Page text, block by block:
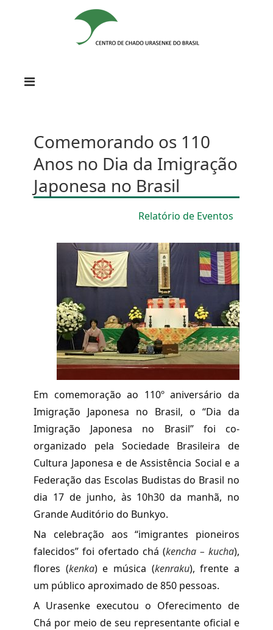
Comemorando os 110
Anos no Dia da Imigração
Japonesa no Brasil
Relatório de Eventos
Em comemoração ao 110º aniversário da
Imigração Japonesa no Brasil, o “Dia da
Imigração Japonesa no Brasil” foi co-
organizado pela Sociedade Brasileira de
Cultura Japonesa e de Assistência Social e a
Federação das Escolas Budistas do Brasil no
dia 17 de junho, às 10h30 da manhã, no
Grande Auditório do Bunkyo.
Na celebração aos “imigrantes pioneiros
falecidos” foi ofertado chá (kencha – kucha),
flores (kenka) e música (kenraku), frente a
um público aproximado de 850 pessoas.
A Urasenke executou o Oferecimento de
Chá por meio de seu representante oficial e